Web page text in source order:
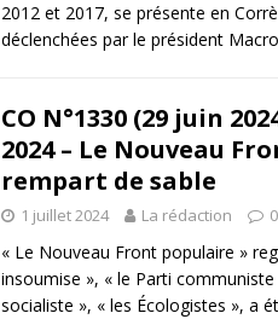
2012 et 2017, se présente en
déclenchées par le président
CO N°1330 (29 juin
2024 – Le Nouveau
rempart de sable
1 juillet 2024 La rédaction 0
« Le Nouveau Front populaire »
insoumise », « le Parti
socialiste », « les Écologistes », a